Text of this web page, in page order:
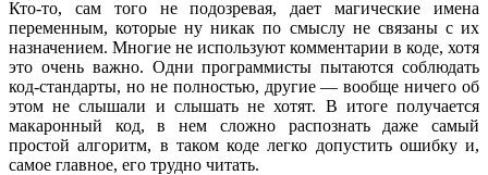
Кто-то, сам того не подозревая, дает магические имена
переменным, которые ну никак по смыслу не связаны с их
назначением. Многие не используют комментарии в коде, хотя
это очень важно. Одни программисты пытаются соблюдать
код-стандарты, но не полностью, другие — вообще ничего об
этом не слышали и слышать не хотят. В итоге получается
макаронный код, в нем сложно распознать даже самый
простой алгоритм, в таком коде легко допустить ошибку и,
самое главное, его трудно читать.